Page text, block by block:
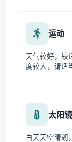
运动
天气较好，较
度较大，请适
太阳镜
白天天空晴朗